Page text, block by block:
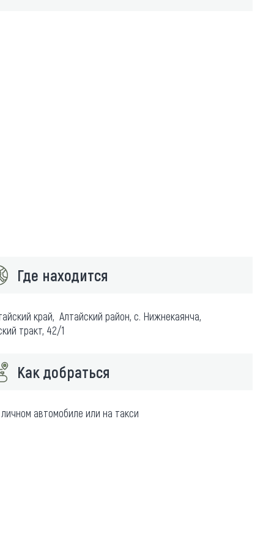
Где находится
край, Алтайский район, с. Нижнекаянча,
тракт, 42/1
Как добраться
автомобиле или на такси